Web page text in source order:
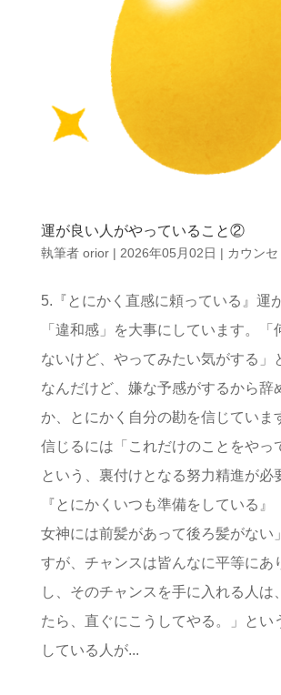
運が良い人がやっていること②
執筆者 orior| 2026年05月02日 | カウン
5.『とにかく直感に頼っている』運
「違和感」を大事にしています。「
ないけど、やってみたい気がする」
なんだけど、嫌な予感がするから辞
か、とにかく自分の勘を信じていま
信じるには「これだけのことをやっ
という、裏付けとなる努力精進が必
『とにかくいつも準備をしている』
女神には前髪があって後ろ髪がない
すが、チャンスは皆んなに平等にあ
し、そのチャンスを手に入れる人は
たら、直ぐにこうしてやる。」とい
している人が...